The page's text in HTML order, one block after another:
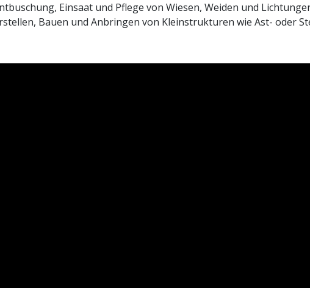
Einsaat und Pflege von Wiesen, Weiden und
Bauen und Anbringen von Kleinstrukturen wie Ast- oder